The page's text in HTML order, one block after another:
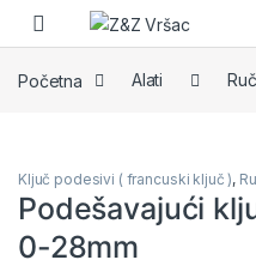
Skip to navigation
Skip to content
Početna Alati
Ključ podesivi ( francuski ključ ),
Podešavajući
0-28mm